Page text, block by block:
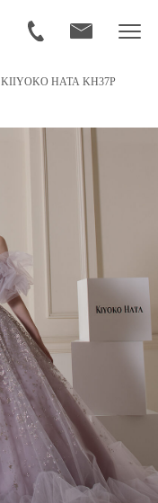
KIIYOKO HATA KH37P